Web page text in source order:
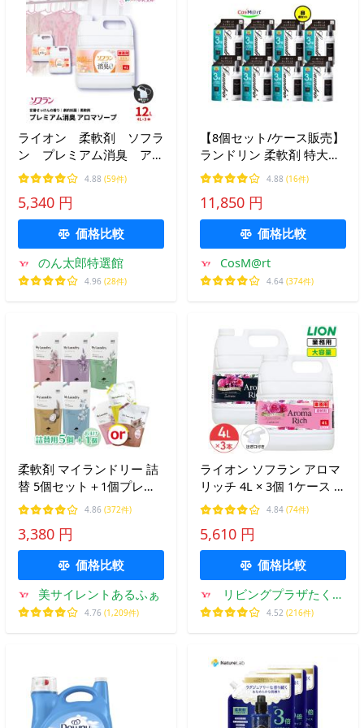
ライオン 柔軟剤 ソフラ
ン プレミアム消臭 アロ
マソープの香り 業務用
大容量 4L×3本入
4.88 (59件)
5,340 円
価格比較
のん太郎特選館
4.96 (28件)
【8個セット/ケース販売】
ランドリン 柔軟剤 特大容
量 クラシックフローラル
詰め替え 3倍サイズ
1440ml (4582469501695-8)
4.88 (16件)
11,850 円
価格比較
CosM@rt
4.64 (374件)
柔軟剤 マイランドリー 詰
替 5個セット＋1個プレゼ
ント マイランドリー ココ
ナッツ ムスク ジャスミン
薔薇 ホワイトコットン 送
料無料
4.86 (372件)
3,380 円
価格比較
美サイレントあるふぁ
4.76 (1,209件)
ライオン ソフラン アロマ
リッチ 4L × 3個 1ケース 大
容量 詰め替え 業務用 ジュ
リエット キャサリン コッ
ク付き 注ぎ口付き 柔軟剤
4.84 (74件)
5,610 円
価格比較
リビングプラザたく屋
Yahoo!店
4.52 (216件)